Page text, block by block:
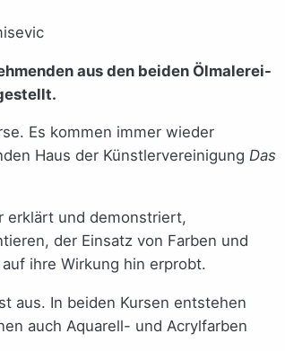
aus den beiden Ölmalerei-
Es kommen immer wieder
Haus der Künstlervereinigung Das
erklärt und demonstriert,
der Einsatz von Farben und
ihre Wirkung hin erprobt.
aus. In beiden Kursen entstehen
auch Aquarell- und Acrylfarben